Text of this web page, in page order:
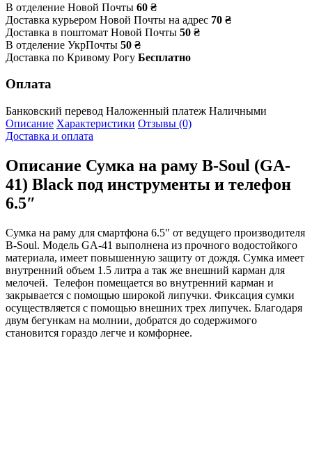
В отделение Новой Почты 60 ₴
Доставка курьером Новой Почты на адрес 70 ₴
Доставка в поштомат Новой Почты 50 ₴
В отделение УкрПочты 50 ₴
Доставка по Кривому Рогу Бесплатно
Оплата
Банковский перевод Наложенный платеж Наличными
Описание Характеристики Отзывы (0)
Доставка и оплата
Описание Сумка на раму B-Soul (GA-
41) Black под инструменты и телефон
6.5″
Сумка на раму для смартфона 6.5" от ведущего производителя
B-Soul. Модель GA-41 выполнена из прочного водостойкого
материала, имеет повышенную защиту от дождя. Сумка имеет
внутренний объем 1.5 литра а так же внешний карман для
мелочей. Телефон помещается во внутренний карман и
закрывается с помощью широкой липучки. Фиксация сумки
осуществляется с помощью внешних трех липучек. Благодаря
двум бегункам на молнии, добратся до содержимого
становится гораздо легче и комфорнее.